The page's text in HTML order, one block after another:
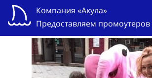
Компания «Акула»
Предоставляем промоутеров